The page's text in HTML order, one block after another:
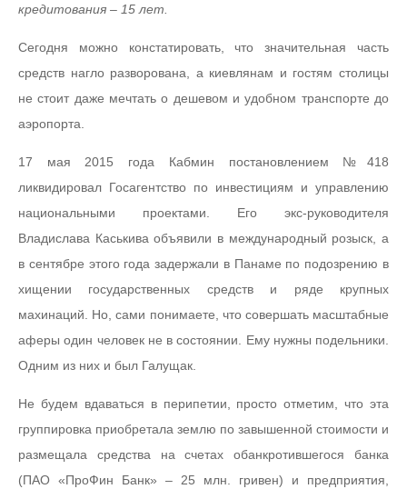
кредитования – 15 лет.
Сегодня можно констатировать, что значительная часть
средств нагло разворована, а киевлянам и гостям столицы
не стоит даже мечтать о дешевом и удобном транспорте до
аэропорта.
17 мая 2015 года Кабмин постановлением №418
ликвидировал Госагентство по инвестициям и управлению
национальными проектами. Его экс-руководителя
Владислава Каськива объявили в международный розыск, а
в сентябре этого года задержали в Панаме по подозрению в
хищении государственных средств и ряде крупных
махинаций. Но, сами понимаете, что совершать масштабные
аферы один человек не в состоянии. Ему нужны подельники.
Одним из них и был Галущак.
Не будем вдаваться в перипетии, просто отметим, что эта
группировка приобретала землю по завышенной стоимости и
размещала средства на счетах обанкротившегося банка
(ПАО «ПроФин Банк» – 25 млн. гривен) и предприятия,